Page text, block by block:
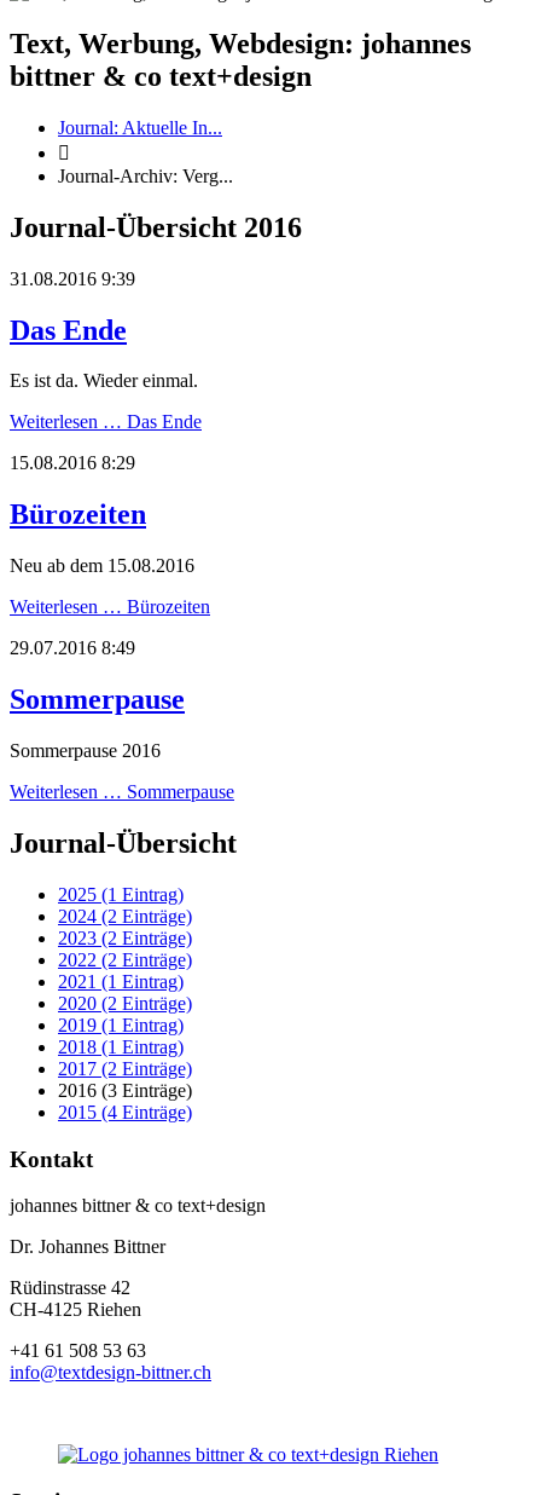
Text, Werbung, Webdesign: johannes
bittner & co text+design
Journal: Aktuelle In...

Journal-Archiv: Verg...
Journal-Übersicht 2016
31.08.2016 9:39
Das Ende
Es ist da. Wieder einmal.
Weiterlesen … Das Ende
15.08.2016 8:29
Bürozeiten
Neu ab dem 15.08.2016
Weiterlesen … Bürozeiten
29.07.2016 8:49
Sommerpause
Sommerpause 2016
Weiterlesen … Sommerpause
Journal-Übersicht
2025 (1 Eintrag)
2024 (2 Einträge)
2023 (2 Einträge)
2022 (2 Einträge)
2021 (1 Eintrag)
2020 (2 Einträge)
2019 (1 Eintrag)
2018 (1 Eintrag)
2017 (2 Einträge)
2016 (3 Einträge)
2015 (4 Einträge)
Kontakt
johannes bittner & co text+design
Dr. Johannes Bittner
Rüdinstrasse 42
CH-4125 Riehen
+41 61 508 53 63
info@textdesign-bittner.ch